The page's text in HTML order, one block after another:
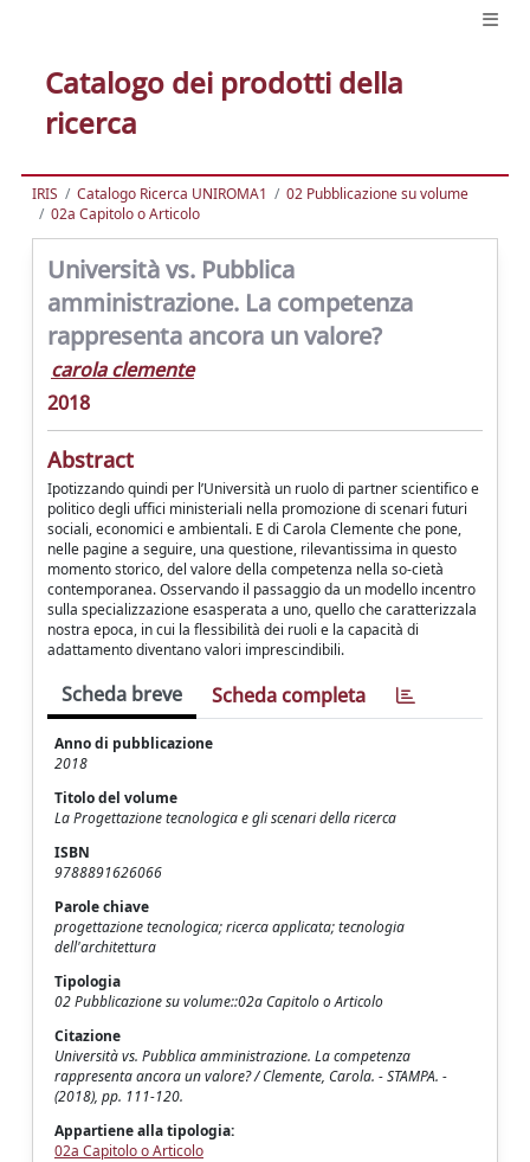
Catalogo dei prodotti della
ricerca
IRIS Catalogo Ricerca UNIROMA1
02 Pubblicazione su volume
02a Capitolo o Articolo
Università vs. Pubblica
amministrazione. La competenza
rappresenta ancora un valore?
carola clemente
2018
Abstract
Ipotizzando quindi per l’Università un ruolo di partner scientifico e
politico degli uffici ministeriali nella promozione di scenari futuri
sociali, economici e ambientali. E di Carola Clemente che pone,
nelle pagine a seguire, una questione, rilevantissima in questo
momento storico, del valore della competenza nella so-cietà
contemporanea. Osservando il passaggio da un modello incentro
sulla specializzazione esasperata a uno, quello che caratterizzala
nostra epoca, in cui la flessibilità dei ruoli e la capacità di
adattamento diventano valori imprescindibili.
Scheda breve Scheda completa
Anno di pubblicazione
2018
Titolo del volume
La Progettazione tecnologica e gli scenari della ricerca
ISBN
9788891626066
Parole chiave
progettazione tecnologica; ricerca applicata; tecnologia
dell'architettura
Tipologia
02 Pubblicazione su volume::02a Capitolo o Articolo
Citazione
Università vs. Pubblica amministrazione. La competenza
rappresenta ancora un valore? / Clemente, Carola. - STAMPA. -
(2018), pp. 111-120.
Appartiene alla tipologia:
02a Capitolo o Articolo